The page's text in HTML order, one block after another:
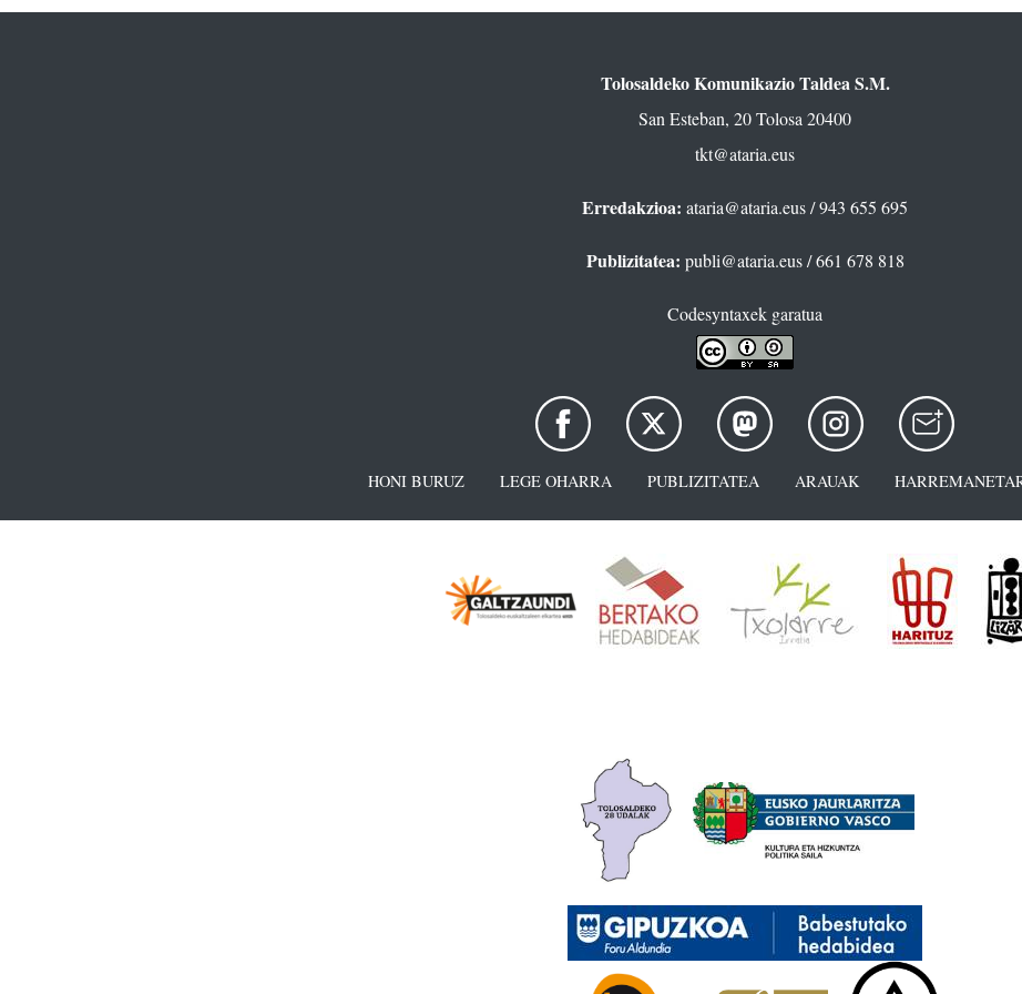
Tolosaldeko Komunikazio Taldea S.M.
San Esteban, 20 Tolosa 20400
tkt@ataria.eus
Erredakzioa: ataria@ataria.eus/ 943 655 695
Publizitatea: publi@ataria.eus/ 661 678 818
Codesyntaxek garatua
HONI BURUZ LEGE OHARRA PUBLIZITATEA ARAUAK